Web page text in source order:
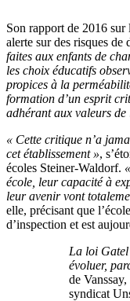
Son rapport de 2016 sur
alerte sur des risques de
faites aux enfants de
les choix éducatifs
propices à la
formation d’un esprit
adhérant aux valeurs de
« Cette critique n’a
cet établissement »,
écoles Steiner-Waldorf. «
école, leur capacité à
leur avenir vont
elle, précisant que
d’inspection et est
La loi
évoluer,
de
syndicat